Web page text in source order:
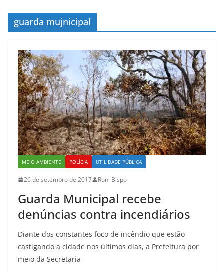
guarda mujnicipal
MEIO AMBIENTE POLÍCIA UTILIDADE PÚBLICA
26 de setembro de 2017 Roni Bispo
Guarda Municipal recebe
denúncias contra incendiários
Diante dos constantes foco de incêndio que estão
castigando a cidade nos últimos dias, a Prefeitura por
meio da Secretaria